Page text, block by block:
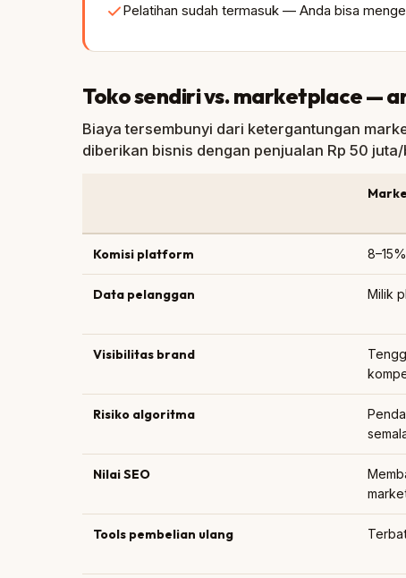
Pelatihan sudah termasuk — Anda bisa
Toko sendiri vs. marketplace —
Biaya tersembunyi dari ketergantungan
diberikan bisnis dengan penjualan Rp 50
Komisi platform
Data pelanggan Milik
Visibilitas brand
Risiko algoritma
Nilai SEO
Tools pembelian ulang